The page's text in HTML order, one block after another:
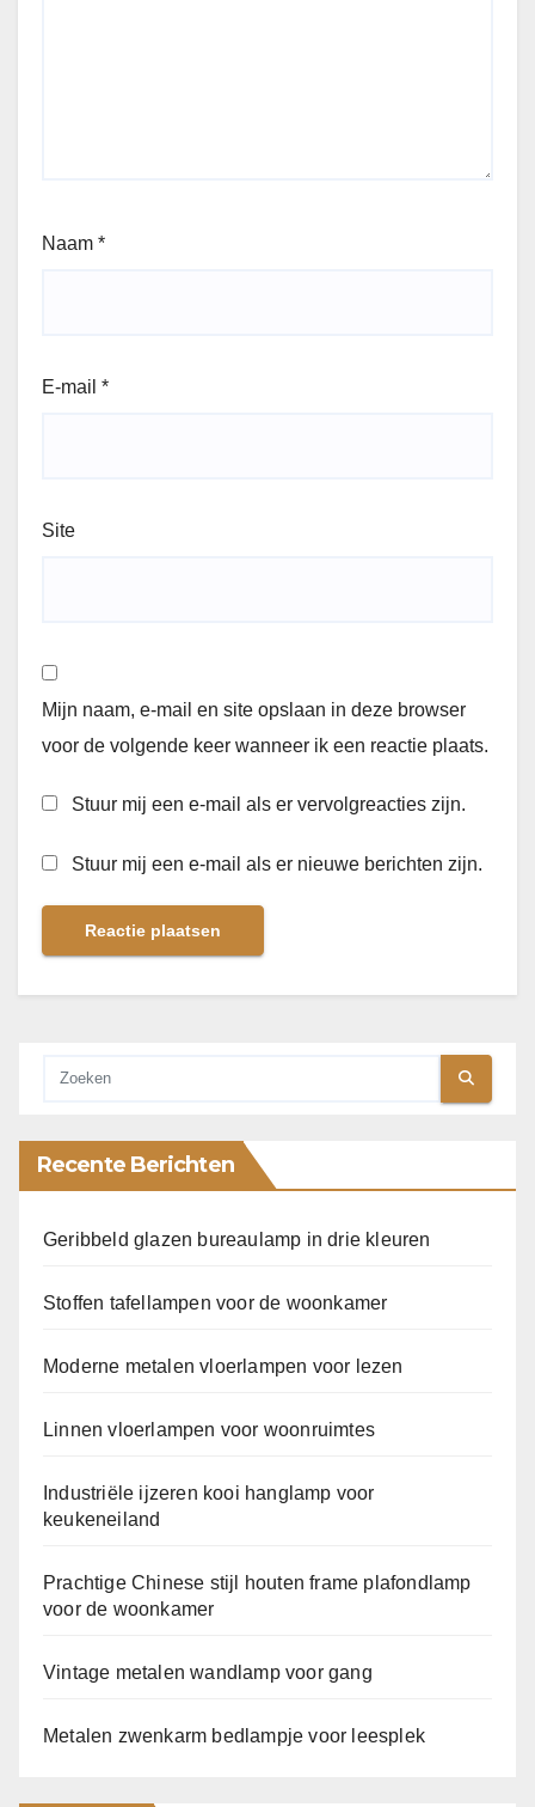
Naam *
E-mail *
Site
Mijn naam, e-mail en site opslaan in deze browser
voor de volgende keer wanneer ik een reactie plaats.
Stuur mij een e-mail als er vervolgreacties zijn.
Stuur mij een e-mail als er nieuwe berichten zijn.
Recente Berichten
Geribbeld glazen bureaulamp in drie kleuren
Stoffen tafellampen voor de woonkamer
Moderne metalen vloerlampen voor lezen
Linnen vloerlampen voor woonruimtes
Industriële ijzeren kooi hanglamp voor
keukeneiland
Prachtige Chinese stijl houten frame plafondlamp
voor de woonkamer
Vintage metalen wandlamp voor gang
Metalen zwenkarm bedlampje voor leesplek